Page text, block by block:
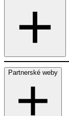
Partnerské weby